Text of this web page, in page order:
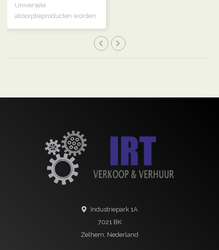
Universele
absorptieproducten worden
Industriepark 1A
7021 BK
Zelhem, Nederland